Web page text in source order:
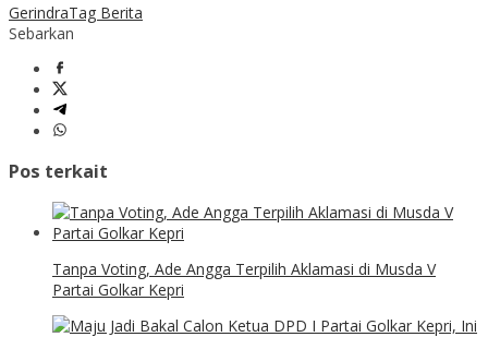
GerindraTag Berita
Sebarkan
Pos terkait
Tanpa Voting, Ade Angga Terpilih Aklamasi di Musda V
Partai Golkar Kepri